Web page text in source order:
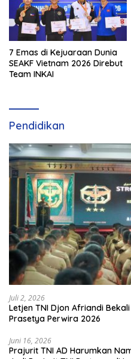
7 Emas di Kejuaraan Dunia
SEAKF Vietnam 2026 Direbut
Team INKAI
Pendidikan
Juli 2, 2026
Letjen TNI Djon Afriandi
Prasetya Perwira 2026
Juni 16, 2026
Prajurit TNI AD Harumkan